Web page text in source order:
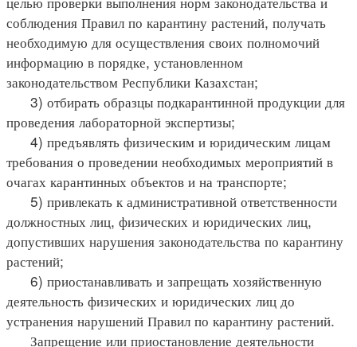
соблюдения Правил по карантину растений, получать
необходимую для осуществления своих полномочий
информацию в порядке, установленном
законодательством Республики Казахстан;
3) отбирать образцы подкарантинной продукции для
проведения лабораторной экспертизы;
4) предъявлять физическим и юридическим лицам
требования о проведении необходимых мероприятий в
очагах карантинных объектов и на транспорте;
5) привлекать к административной ответственности
должностных лиц, физических и юридических лиц,
допустивших нарушения законодательства по карантину
растений;
6) приостанавливать и запрещать хозяйственную
деятельность физических и юридических лиц до
устранения нарушений Правил по карантину растений.
Запрещение или приостановление деятельности